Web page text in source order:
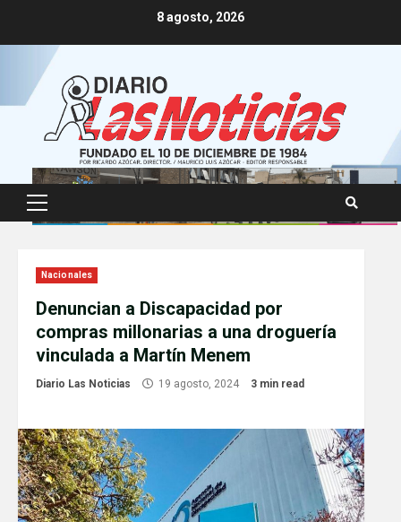
8 agosto, 2026
Primary
Menu
Nacionales
Denuncian a Discapacidad por
compras millonarias a una droguería
vinculada a Martín Menem
Diario Las Noticias 19 agosto, 2024 3 min read